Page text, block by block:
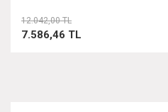
7.586,46 TL
12.042,00 TL